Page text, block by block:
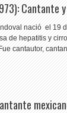
Cantante
nació el 19
de hepatitis y
cantautor,